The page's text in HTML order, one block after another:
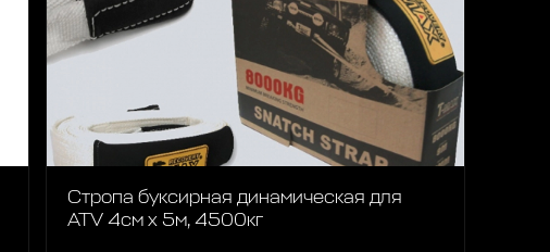
Стропа буксирная динамическая для
АТV 4см х 5м, 4500кг